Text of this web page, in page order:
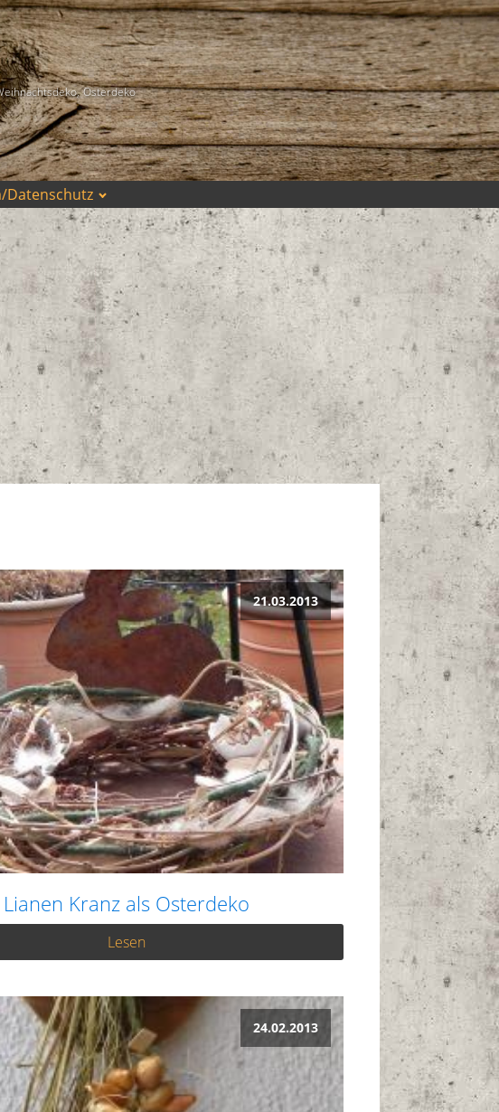
Osterdeko
Datenschutz
21.03.2013
Lianen Kranz als Osterdeko
Lesen
24.02.2013